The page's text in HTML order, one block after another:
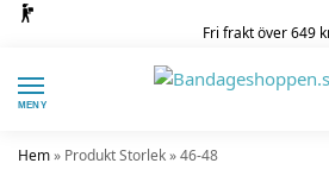
Fri frakt över 649
MENY
Hem» Produkt Storlek»46-48